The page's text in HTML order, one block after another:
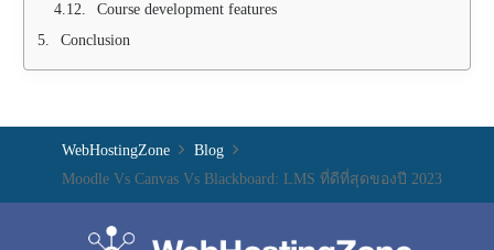
Course development features
Conclusion
WebHostingZone
Blog
Moodle Vs Canvas Vs Blackboard: LMS ที่ดีที่สุดของปี 2023